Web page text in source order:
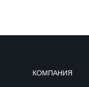
КОМПАНИЯ